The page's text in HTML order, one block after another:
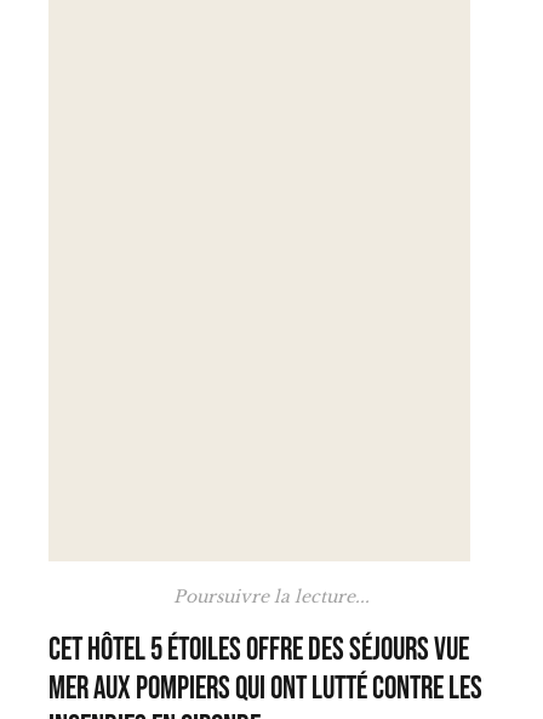
Poursuivre la lecture...
Cet hôtel 5 étoiles offre des séjours vue
mer aux pompiers qui ont lutté contre les